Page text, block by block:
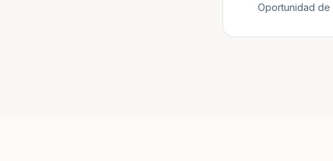
Oportunidad de